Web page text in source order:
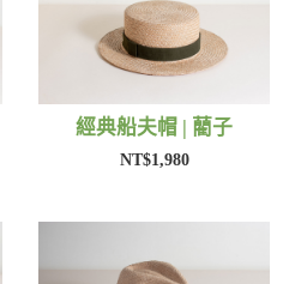
經典船夫帽 | 藺子
NT$1,980